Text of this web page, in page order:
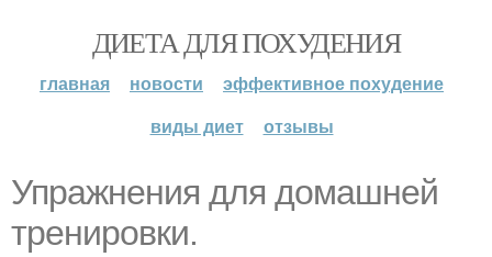
ДИЕТА ДЛЯ ПОХУДЕНИЯ
главная новости
эффективное похудение
виды диет
отзывы
Упражнения для домашней
тренировки.